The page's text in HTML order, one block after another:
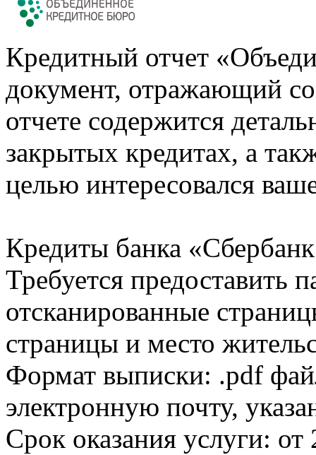
Кредитный отчет
документ, отражающий
отчете содержится
закрытых кредитах, а
целью интересовался
Кредиты банка
Требуется предоставить
отсканированные
страницы и место
Формат выписки: .pdf
электронную почту,
Срок оказания услуги: от